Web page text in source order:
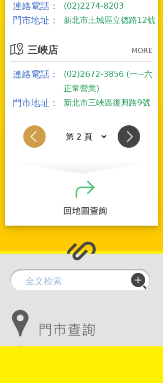
連絡電話： (02)2274-8203
門市地址： 新北市土城區立德路12號
三峽店 MORE
連絡電話：
(02)2672-3856 (一~六
正常營業)
門市地址： 新北市三峽區復興路9號